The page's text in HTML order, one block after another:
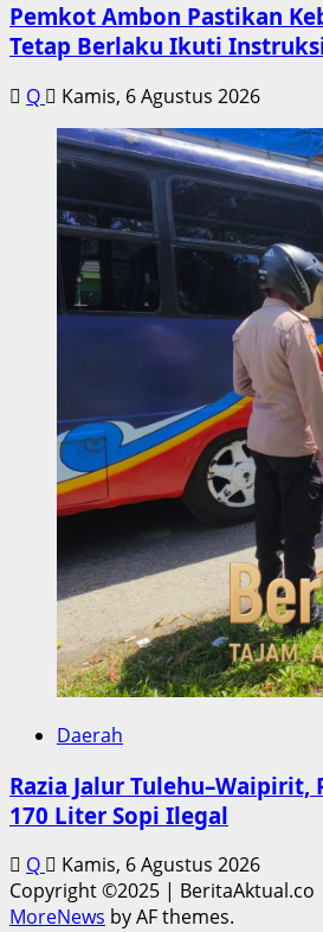
Pemkot Ambon Pastikan
Tetap Berlaku Ikuti
Q Kamis, 6 Agustus 2026
Daerah
Razia Jalur Tulehu–Waipirit,
170 Liter Sopi Ilegal
Q
Kamis, 6 Agustus 2026
Copyright ©2025 |
MoreNews by AF themes.